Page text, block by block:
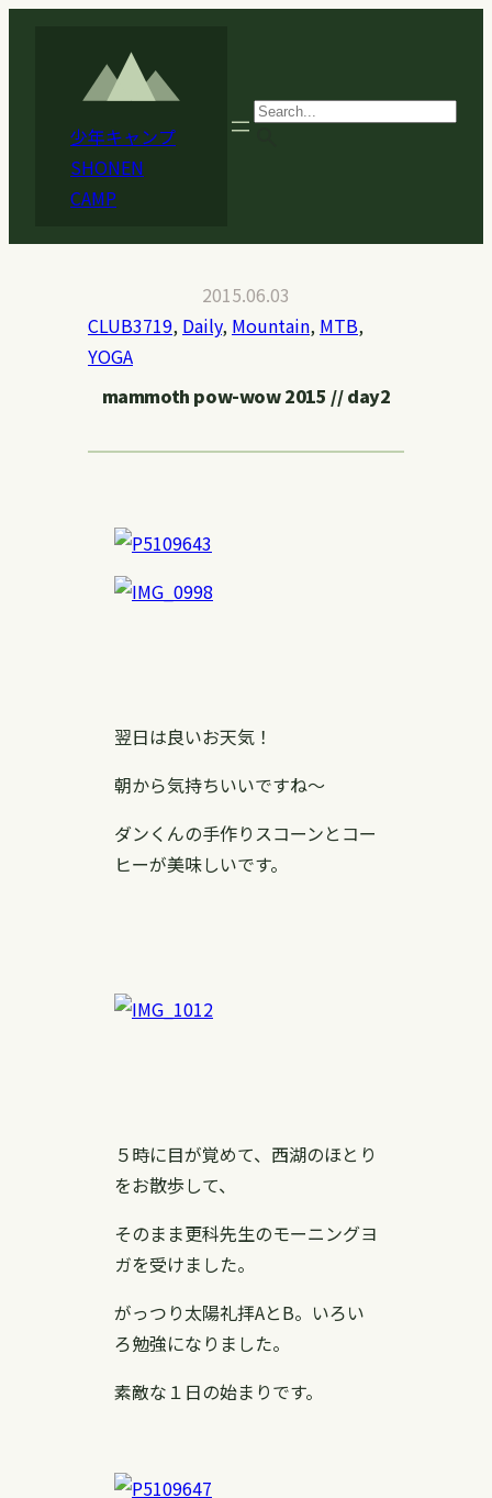
少年キャンプ
SHONEN
CAMP
2015.06.03
CLUB3719, Daily, Mountain, MTB
YOGA
mammoth pow-wow 2015 // day2
翌日は良いお天気！
朝から気持ちいいですね〜
ダンくんの手作りスコーンとコー
ヒーが美味しいです。
５時に目が覚めて、西湖のほとり
をお散歩して、
そのまま更科先生のモーニングヨ
ガを受けました。
がっつり太陽礼拝AとB。いろい
ろ勉強になりました。
素敵な１日の始まりです。